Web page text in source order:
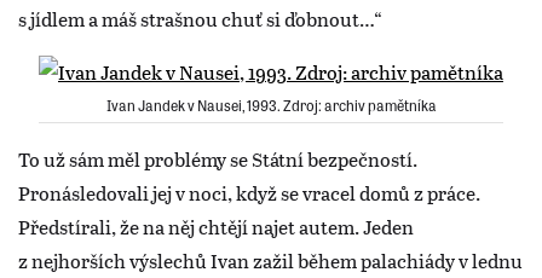
s jídlem a máš strašnou chuť si ďobnout…“
Ivan Jandek v Nausei, 1993. Zdroj: archiv pamětníka
To už sám měl problémy se Státní bezpečností.
Pronásledovali jej v noci, když se vracel domů z práce.
Předstírali, že na něj chtějí najet autem. Jeden
z nejhorších výslechů Ivan zažil během palachiády v lednu